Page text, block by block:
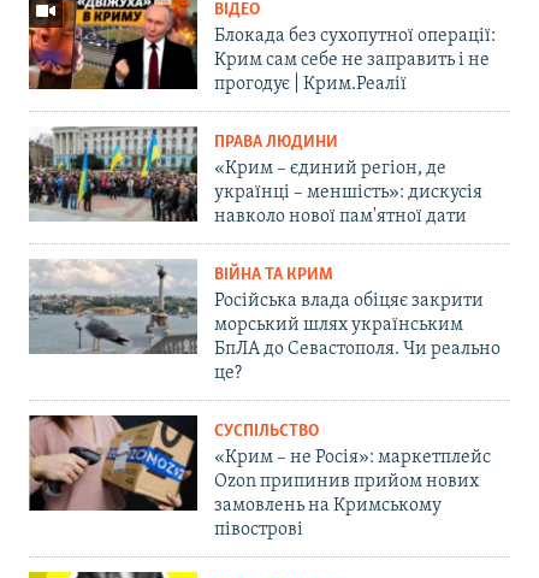
ВІДЕО
Блокада без сухопутної операції:
Крим сам себе не заправить і не
прогодує | Крим.Реалії
ПРАВА ЛЮДИНИ
«Крим – єдиний регіон, де
українці – меншість»: дискусія
навколо нової пам'ятної дати
ВІЙНА ТА КРИМ
Російська влада обіцяє закрити
морський шлях українським
БпЛА до Севастополя. Чи реально
це?
СУСПІЛЬСТВО
«Крим – не Росія»: маркетплейс
Ozon припинив прийом нових
замовлень на Кримському
півострові